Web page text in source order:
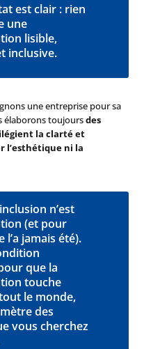
est clair : rien
une
lisible,
inclusive.
une entreprise pour sa
élaborons toujoursdes
la clarté et
l’esthétique ni la
n’est
(et pour
l’a jamais été).
que la
touche
le monde,
des
vous cherchez